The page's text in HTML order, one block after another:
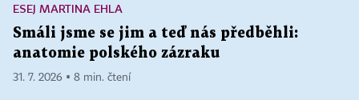
ESEJ MARTINA EHLA
Smáli jsme se jim a teď nás předběhli:
anatomie polského zázraku
31. 7. 2026 ▪ 8 min. čtení